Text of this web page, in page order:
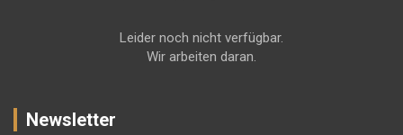
Leider noch nicht verfügbar.
Wir arbeiten daran.
Newsletter